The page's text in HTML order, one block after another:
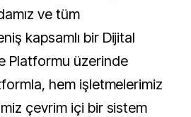
ve tüm
kapsamlı bir Dijital
Platformu üzerinde
hem işletmelerimiz
çevrim içi bir sistem